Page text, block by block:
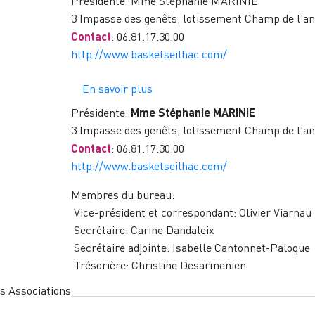
Associations
3 Impasse des genêts, lotissement Champ de
Contact: 06.81.17.30.00
http://www.basketseilhac.com/
En savoir plus
BASKET
Présidente: Mme Stéphanie MARINIE
3 Impasse des genêts, lotissement Champ de
Contact: 06.81.17.30.00
http://www.basketseilhac.com/
Membres du bureau:
Vice-président et correspondant: Olivier Viarnau
Secrétaire: Carine Dandaleix
Secrétaire adjointe: Isabelle Cantonnet-Paloque
Trésorière: Christine Desarmenien